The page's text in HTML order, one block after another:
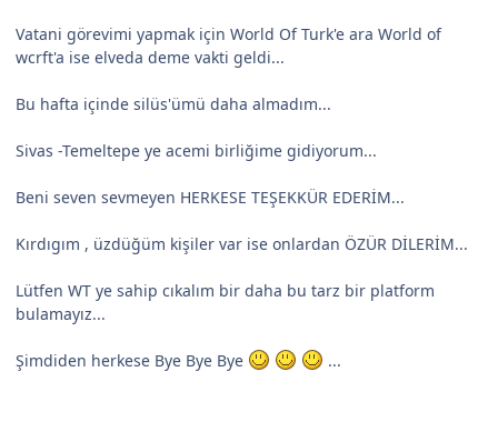
Vatani görevimi yapmak için World Of Turk'e ara World of
wcrft'a ise elveda deme vakti geldi...
Bu hafta içinde silüs'ümü daha almadım...
Sivas -Temeltepe ye acemi birliğime gidiyorum...
Beni seven sevmeyen HERKESE TEŞEKKÜR EDERİM...
Kırdıgım , üzdüğüm kişiler var ise onlardan ÖZÜR DİLERİM...
Lütfen WT ye sahip cıkalım bir daha bu tarz bir platform
bulamayız...
Şimdiden herkese Bye Bye Bye ...